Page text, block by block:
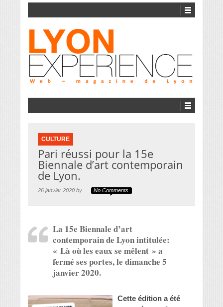
CULTURE
Pari réussi pour la 15e
Biennale d’art contemporain
de Lyon.
26 janvier 2020 by No Comments
La 15e Biennale d’art
contemporain de Lyon intitulée:
« Là où les eaux se mêlent » a
fermé ses portes, le dimanche 5
janvier 2020.
Cette édition a été